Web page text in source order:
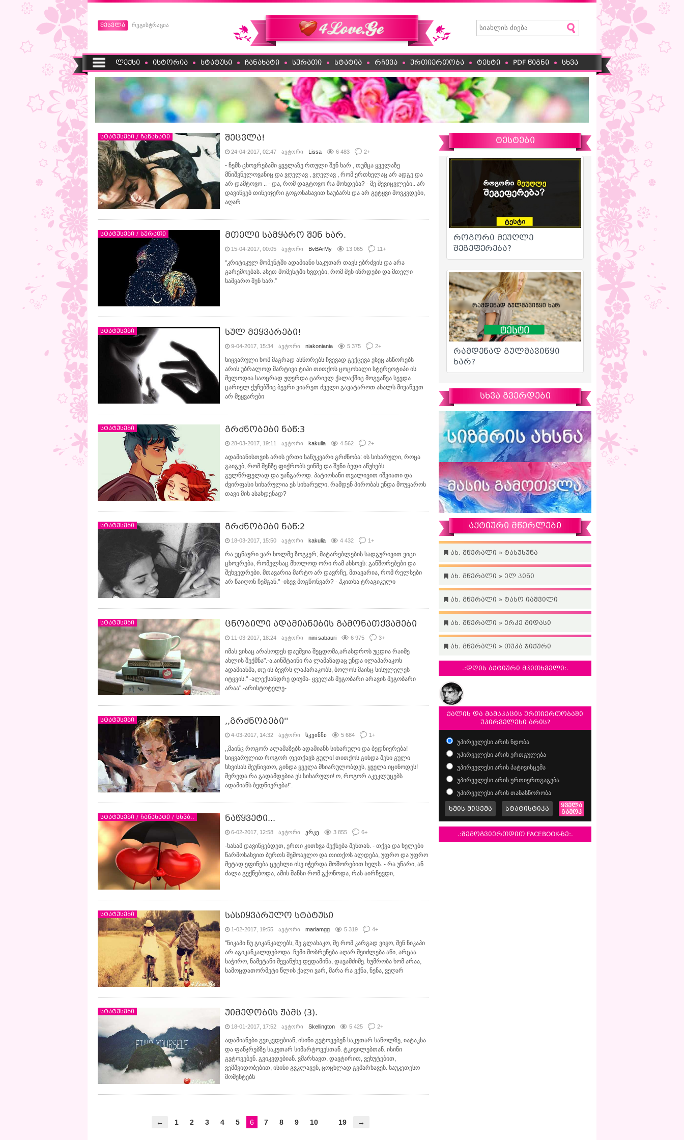
შესვლა რეგისტრაცია
ლექსი ისტორია სტატუსი ჩანახატი სურათი სტატია რჩევა ურთიერთობა ტესტი PDF წიგნი სხვა
სტატუსები / ჩანახატი შეცვლა!
24-04-2017, 02:47 ავტორი Lissa 6 483 2+
- ჩემს ცხოვრებაში ყველაზე რთული შენ ხარ , თუმცა ყველაზე
მნიშვნელოვანიც და ვღელავ , ვღელავ , რომ ერთხელაც არ ადგე და
არ დამტოვო .. - და, რომ დაგტოვო რა მოხდება? - მე შევიცვლები.. არ
დავიწყებ თინეიჯერი გოგონასავით საუბარს და არ გეტყვი მოვკვდები,
აღარ
სტატუსები / სურათი მთელი სამყარო შენ ხარ.
15-04-2017, 00:05 ავტორი BvBArMy 13 065 11+
“კრიტიკულ მომენტში ადამიანი საკუთარ თავს ებრძვის და არა
გარემოებას. ასეთ მომენტში ხვდები, რომ შენ იზრდები და მთელი
სამყარო შენ ხარ.”
სტატუსები სულ მეყვარები!
9-04-2017, 15:34 ავტორი niakoniania 5 375 2+
სიყვარული ხომ მაგრად ასწორებს ჩვევად გექცევა ესეც ასწორებს
არის უბრალოდ მარტივი ტიპი თითქოს ცოცოხალი სტერეოტიპი ის
მელოდია საოცრად ჟღერდა ცარიელ ქალაქშიც მოგვაწვა სევდა
ცარიელ ქუჩებშიც ბევრი ვიარეთ ძველი გავატაროთ ახალს მივაწვეთ
არ მეყვარები
სტატუსები გრძნობები ნაწ:3
28-03-2017, 19:11 ავტორი kakulia 4 562 2+
ადამიანისთვის არის ერთი სანუკვარი გრძნობა: ის სიხარული, როცა
გაიგებ, რომ შენზე ფიქრობს ვინმე და შენი ბედი აწუხებს
გულწრფელად და უანგაროდ. პატიოსანი თვალივით იშვიათი და
ძვირფასი სიხარულია ეს სიხარული, რამდენ პირობას უნდა მოუყაროს
თავი მის ასახდენად?
სტატუსები გრძნობები ნაწ:2
18-03-2017, 15:50 ავტორი kakulia 4 432 1+
რა უცნაური ვარ ხოლმე ზოგჯერ; მატარებლების სადგურივით ვიცი
ცხოვრება, რომელსაც მხოლოდ ორი რამ ახსოვს: განშორებები და
შეხვედრები. მთავარია მარტო არ დავრჩე, მთავარია, რომ რელსები
არ წაიღონ ჩემგან." -ისევ მოგწონვარ? - ჰკითხა ტრაგიკული
სტატუსები ცნობილი ადამიანების გამონათქვამები
11-03-2017, 18:24 ავტორი nini sabauri 6 975 3+
იმას ვისაც არასოდეს დაუშვია შეცდომა,არასდროს უცდია რაიმე
ახლის შექმნა".-ა.აინშტაინი რა ლამაზადაც უნდა ილაპარაკოს
ადამიანმა, თუ ის ბევრს ლაპარაკობს, ბოლოს მაინც სისულელეს
იტყვის." -ალექსანდრე დიუმა- ყველას მეგობარი არავის მეგობარი
არაა".-არისტოტელე-
სტატუსები ,,გრძნობები''
4-03-2017, 14:32 ავტორი სკვინჩი 5 684 1+
,,მაინც როგორ ალამაზებს ადამიანს სიხარული და ბედნიერება!
სიყვარულით როგორ ფეთქავს გული! თითქოს გინდა შენი გული
სხვისას შეუნივთო, გინდა ყველა მხიარულობდეს, ყველა იცინოდეს!
მერედა რა გადამდებია ეს სიხარული! ო, როგორ აკეკლუცებს
ადამიანს ბედნიერება!".
სტატუსები / ჩანახატი / სხვა.. ნაწყვეტი...
6-02-2017, 12:58 ავტორი ერკე 3 855 6+
-სანამ დავიწყებდეთ, ერთი კითხვა მექნება შენთან. - თქვა და ხელები
წარმოსახვით ბურთს შემოავლო და თითქოს ალდება, უფრო და უფრო
მეტად ეფინება ცეცხლი ისე იჭერდა მოშორებით ხელს. - რა უნარი, ან
ძალა გექნებოდა, ამის შანსი რომ გქონოდა, რას აირჩევდი,
სტატუსები სასიყვარულო სტატუსი
1-02-2017, 19:55 ავტორი mariamgg 5 319 4+
"ნიკაპი ნუ გიკანკალებს, შე გლახაკო, მე რომ კარგად ვიყო, შენ ნიკაპი
არ აგიკანკალდებოდა. ჩემი მობრუნება აღარ შეიძლება აწი, არცაა
საჭირო, ნამეტანი შევაწუხე დედამიწა, დავამძიმე. ხუმრობა ხომ არაა,
სამოცდათორმეტი წლის ქალი ვარ, მარა რა ვქნა, ნენა, ვეღარ
სტატუსები უიმედობის ჟამს (3).
18-01-2017, 17:52 ავტორი Skellington 5 425 2+
ადამიანები გვიკვდებიან, ისინი გვტოვებენ საკუთარ საწოლზე, იატაკსა
და ფანჯრებზე საკუთარ სიმარტოვესთან. ტკივილებთან. ისინი
გვტოვებენ. გვიკვდებიან. ვმარხავთ, დავტირით, ვეხუტებით,
ვემშვიდობებით, ისინი გვკლავენ, ცოცხლად გვმარხავენ. საუკეთესო
მომენტებს
← 1 2 3 4 5 6 7 8 9 10 19 →
ტესტები
სხვა გვერდები
აქტიური მწერლები
ახ. მწერალი » ტასუსუნა
ახ. მწერალი » ელ პინი
ახ. მწერალი » ტასო იაშვილი
ახ. მწერალი » ერკე მიდასი
ახ. მწერალი » თუკა ჯიქური
.:დღის აქტიური მკითხველი:.
ქალის და მამაკაცის ურთიერთობაში
უპირველესი არის?
უპირველესი არის ნდობა
უპირველესი არის ერთგულება
უპირველესი არის პატივისცემა
უპირველესი არის ურთიერთგაგება
უპირველესი არის თანასწორობა
ხმის მიცემა სტატისტიკა
ყველა
გამოკ
.:შემოგვიერთდით FACEBOOK-ზე:.